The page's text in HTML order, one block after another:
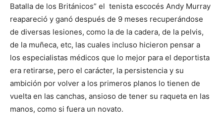
Batalla de los Británicos” el tenista escocés Andy Murray
reapareció y ganó después de 9 meses recuperándose
de diversas lesiones, como la de la cadera, de la pelvis,
de la muñeca, etc, las cuales incluso hicieron pensar a
los especialistas médicos que lo mejor para el deportista
era retirarse, pero el carácter, la persistencia y su
ambición por volver a los primeros planos lo tienen de
vuelta en las canchas, ansioso de tener su raqueta en las
manos, como si fuera un novato.